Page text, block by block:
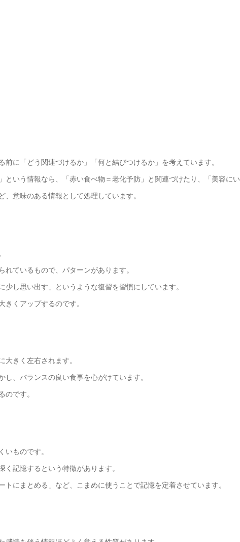
に「どう関連づけるか」「何と結びつけるか」を考えています。
いう情報なら、「赤い食べ物＝老化予防」と関連づけたり、「美容にい
意味のある情報として処理しています。
ているもので、パターンがあります。
し思い出す」というような復習を習慣にしています。
くアップするのです。
きく左右されます。
、バランスの良い食事を心がけています。
のです。
いものです。
記憶するという特徴があります。
にまとめる」など、こまめに使うことで記憶を定着させています。